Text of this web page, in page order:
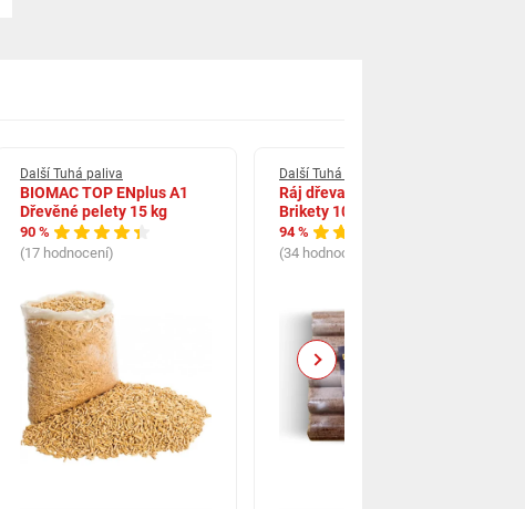
Další Tuhá paliva
BIOMAC TOP ENplus A1
Dřevěné pelety 15 kg
90 %
(17 hodnocení)
Další Tuhá paliva
Ráj dřeva Jacer dřevěné
Brikety 10 kg
94 %
(34 hodnocení)
Next